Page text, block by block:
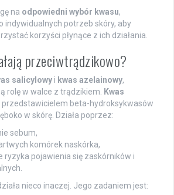
na odpowiedni wybór kwasu,
indywidualnych potrzeb skóry, aby
korzyści płynące z ich działania.
przeciwtrądzikowo?
salicylowy i kwas azelainowy,
rolę w walce z trądzikiem.
Kwas
przedstawicielem beta-hydroksykwasów
w skórę. Działa poprzez:
sebum,
komórek naskórka,
ryzyka pojawienia się zaskórników i
nieco inaczej. Jego zadaniem jest: